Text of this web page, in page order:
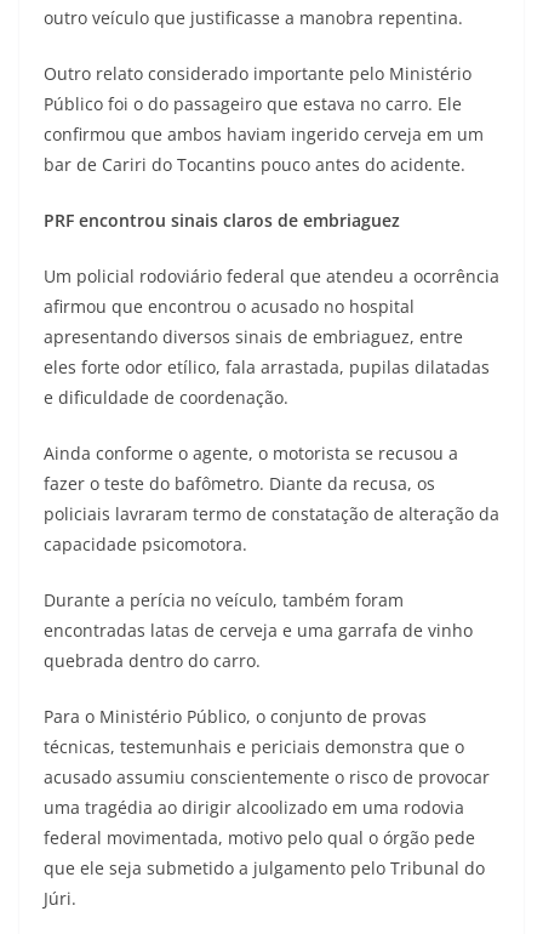
outro veículo que justificasse a manobra repentina.
Outro relato considerado importante pelo Ministério
Público foi o do passageiro que estava no carro. Ele
confirmou que ambos haviam ingerido cerveja em um
bar de Cariri do Tocantins pouco antes do acidente.
PRF encontrou sinais claros de embriaguez
Um policial rodoviário federal que atendeu a ocorrência
afirmou que encontrou o acusado no hospital
apresentando diversos sinais de embriaguez, entre
eles forte odor etílico, fala arrastada, pupilas dilatadas
e dificuldade de coordenação.
Ainda conforme o agente, o motorista se recusou a
fazer o teste do bafômetro. Diante da recusa, os
policiais lavraram termo de constatação de alteração da
capacidade psicomotora.
Durante a perícia no veículo, também foram
encontradas latas de cerveja e uma garrafa de vinho
quebrada dentro do carro.
Para o Ministério Público, o conjunto de provas
técnicas, testemunhais e periciais demonstra que o
acusado assumiu conscientemente o risco de provocar
uma tragédia ao dirigir alcoolizado em uma rodovia
federal movimentada, motivo pelo qual o órgão pede
que ele seja submetido a julgamento pelo Tribunal do
Júri.